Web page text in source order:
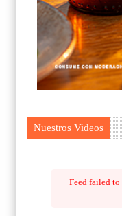
Nuestros Videos
Feed failed